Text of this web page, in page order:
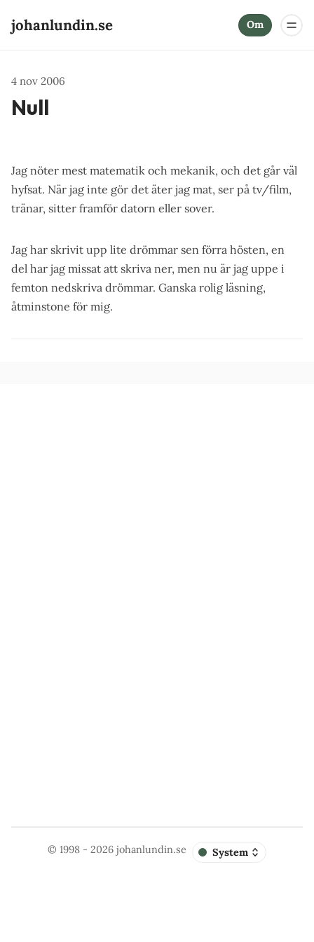
johanlundin.se Om
4 nov 2006
Null
Jag nöter mest matematik och mekanik, och det går väl
hyfsat. När jag inte gör det äter jag mat, ser på tv/film,
tränar, sitter framför datorn eller sover.
Jag har skrivit upp lite drömmar sen förra hösten, en
del har jag missat att skriva ner, men nu är jag uppe i
femton nedskriva drömmar. Ganska rolig läsning,
åtminstone för mig.
© 1998 - 2026johanlundin.se